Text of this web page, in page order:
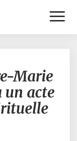
Marie
un acte